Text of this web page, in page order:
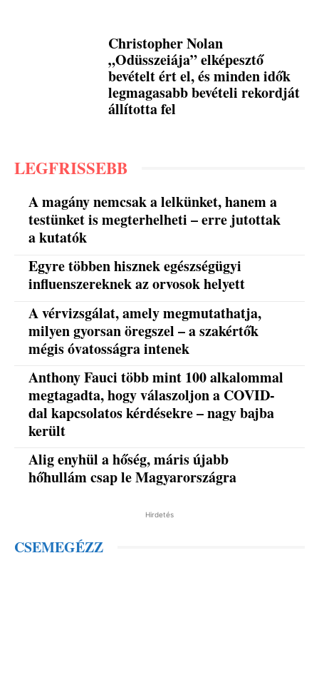
Christopher Nolan
„Odüsszeiája” elképesztő
bevételt ért el, és minden idők
legmagasabb bevételi rekordját
állította fel
LEGFRISSEBB
A magány nemcsak a lelkünket, hanem a
testünket is megterhelheti – erre jutottak
a kutatók
Egyre többen hisznek egészségügyi
influenszereknek az orvosok helyett
A vérvizsgálat, amely megmutathatja,
milyen gyorsan öregszel – a szakértők
mégis óvatosságra intenek
Anthony Fauci több mint 100 alkalommal
megtagadta, hogy válaszoljon a COVID-
dal kapcsolatos kérdésekre – nagy bajba
került
Alig enyhül a hőség, máris újabb
hőhullám csap le Magyarországra
Hirdetés
CSEMEGÉZZ